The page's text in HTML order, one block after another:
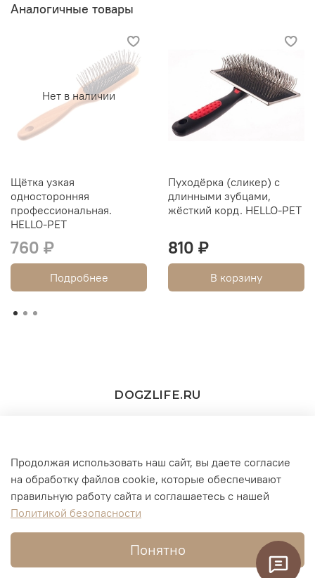
Аналогичные товары
Нет в наличии
Щётка узкая
односторонняя
профессиональная.
HELLO-PET
760 ₽
Подробнее
Пуходёрка (сликер) с
длинными зубцами,
жёсткий корд. HELLO-PET
810 ₽
В корзину
+7(916) 860-11-73 (WhatsApp/Telegram/MAX))
г. Москва
DOGZLIFE.RU
Интернет-магазин создан на InSales
Продолжая использовать наш сайт, вы даете согласие
на обработку файлов cookie, которые обеспечивают
правильную работу сайта и соглашаетесь с нашей
Политикой безопасности
Понятно